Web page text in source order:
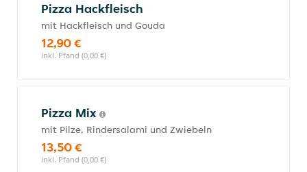
Pizza Hackfleisch
mit Hackfleisch und Gouda
12,90 €
inkl. Pfand (0,00 €)
Pizza Mix
mit Pilze, Rindersalami und Zwiebeln
13,50 €
inkl. Pfand (0,00 €)